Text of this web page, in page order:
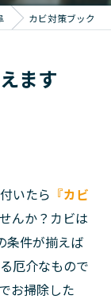
カビ対策ブック
ます
いたら 『カビ
んか？カビは
条件が揃えば
厄介なもので
お掃除した